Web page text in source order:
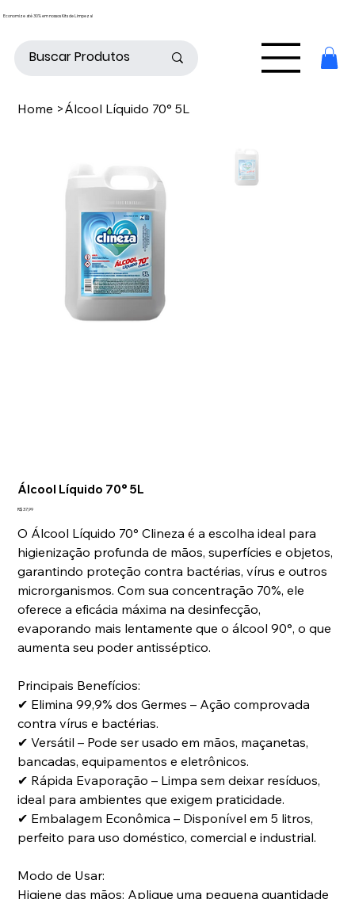
Economize até 30% em nossos Kits de Limpeza!
Home >Álcool Líquido 70° 5L
Álcool Líquido 70° 5L
Preço
R$ 37,99
O Álcool Líquido 70° Clineza é a escolha ideal para
higienização profunda de mãos, superfícies e objetos,
garantindo proteção contra bactérias, vírus e outros
microrganismos. Com sua concentração 70%, ele
oferece a eficácia máxima na desinfecção,
evaporando mais lentamente que o álcool 90°, o que
aumenta seu poder antisséptico.
Principais Benefícios:
✔ Elimina 99,9% dos Germes – Ação comprovada
contra vírus e bactérias.
✔ Versátil – Pode ser usado em mãos, maçanetas,
bancadas, equipamentos e eletrônicos.
✔ Rápida Evaporação – Limpa sem deixar resíduos,
ideal para ambientes que exigem praticidade.
✔ Embalagem Econômica – Disponível em 5 litros,
perfeito para uso doméstico, comercial e industrial.
Modo de Usar:
Higiene das mãos: Aplique uma pequena quantidade